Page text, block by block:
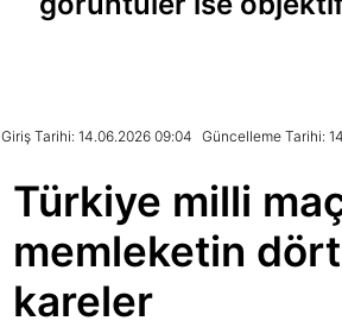
Giriş Tarihi: 14.06.2026 09:04 Güncelleme Tarihi:
Türkiye milli
memleketin
kareler